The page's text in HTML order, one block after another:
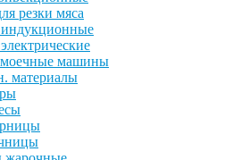
резки мяса
машины
материалы